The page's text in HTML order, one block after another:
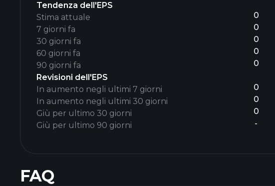
Tendenza dell'EPS
Stima attuale
7 giorni fa
30 giorni fa
60 giorni fa
90 giorni fa
Revisioni dell'EPS
In aumento negli ultimi 7 giorni
In aumento negli ultimi 30 giorni
Giù per ultimo 30 giorni
Giù per ultimo 90 giorni
0
0
0
0
0
0
0
0
-
FAQ